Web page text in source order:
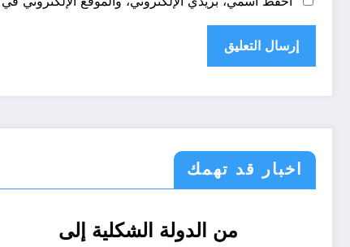
اخبار قد تهمك
من
05 نصائح قبل بداية